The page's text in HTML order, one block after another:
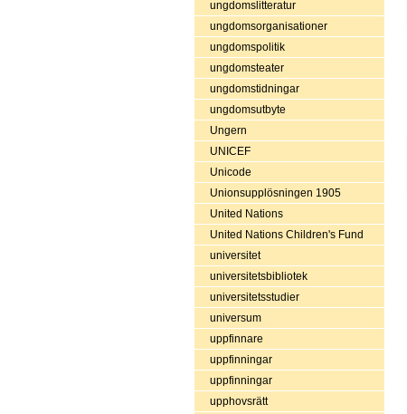
ungdomslitteratur
ungdomsorganisationer
ungdomspolitik
ungdomsteater
ungdomstidningar
ungdomsutbyte
Ungern
UNICEF
Unicode
Unionsupplösningen 1905
United Nations
United Nations Children's Fund
universitet
universitetsbibliotek
universitetsstudier
universum
uppfinnare
uppfinningar
uppfinningar
upphovsrätt